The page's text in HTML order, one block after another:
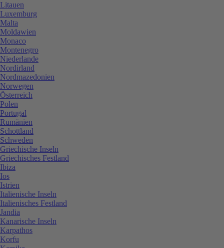
Litauen
Luxemburg
Malta
Moldawien
Monaco
Montenegro
Niederlande
Nordirland
Nordmazedonien
Norwegen
Österreich
Polen
Portugal
Rumänien
Schottland
Schweden
Griechische Inseln
Griechisches Festland
Ibiza
Ios
Istrien
Italienische Inseln
Italienisches Festland
Jandia
Kanarische Inseln
Karpathos
Korfu